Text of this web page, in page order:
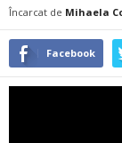
Încarcat de Mihaela
Facebook